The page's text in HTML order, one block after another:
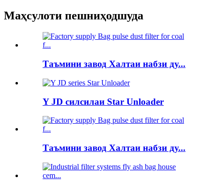
Маҳсулоти пешниҳодшуда
Таъмини завод Халтаи набзи ду...
Y JD силсилаи Star Unloader
Таъмини завод Халтаи набзи ду...